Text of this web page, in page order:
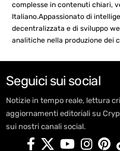
complesse in contenuti chiari,
Italiano.Appassionato di
decentralizzata e di sviluppo
analitiche nella produzione dei
Seguici sui social
Notizie in tempo reale, lettura
aggiornamenti editoriali su
sui nostri canali social.